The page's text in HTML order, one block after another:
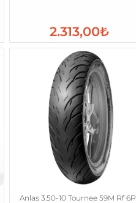
2.313,00₺
Anlas 3.50-10 Tournee 59M Rf